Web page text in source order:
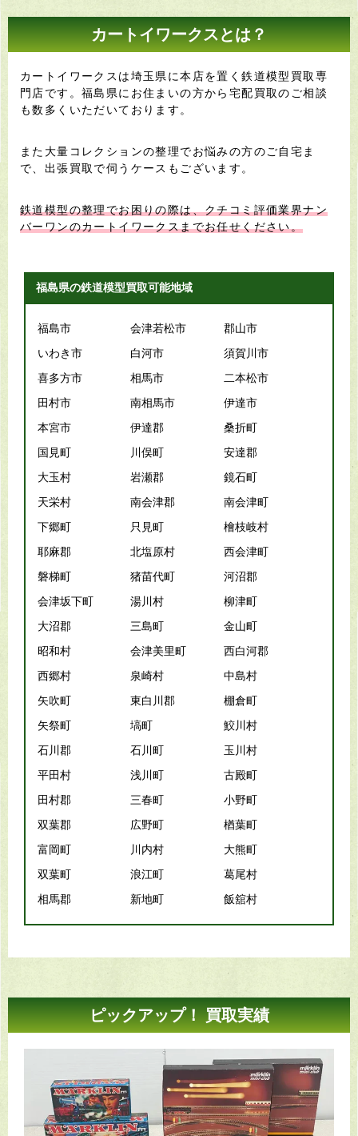
カートイワークスとは？
カートイワークスは埼玉県に本店を置く鉄道模型買取専
門店です。福島県にお住まいの方から宅配買取のご相談
も数多くいただいております。
また大量コレクションの整理でお悩みの方のご自宅ま
で、出張買取で伺うケースもございます。
鉄道模型の整理でお困りの際は、クチコミ評価業界ナン
バーワンのカートイワークスまでお任せください。
福島県の鉄道模型買取可能地域
福島市 会津若松市
郡山市
いわき市
白河市
須賀川市
喜多方市
相馬市
二本松市
田村市
南相馬市
伊達市
本宮市
伊達郡
桑折町
国見町
川俣町
安達郡
大玉村
岩瀬郡
鏡石町
天栄村
南会津郡
南会津町
下郷町
只見町
檜枝岐村
耶麻郡
北塩原村
西会津町
磐梯町
猪苗代町
河沼郡
会津坂下町
湯川村
柳津町
大沼郡
三島町
金山町
昭和村
会津美里町
西白河郡
西郷村
泉崎村
中島村
矢吹町
東白川郡
棚倉町
矢祭町
塙町
鮫川村
石川郡
石川町
玉川村
平田村
浅川町
古殿町
田村郡
三春町
小野町
双葉郡
広野町
楢葉町
富岡町
川内村
大熊町
双葉町
浪江町
葛尾村
相馬郡
新地町 飯舘村
ピックアップ！ 買取実績